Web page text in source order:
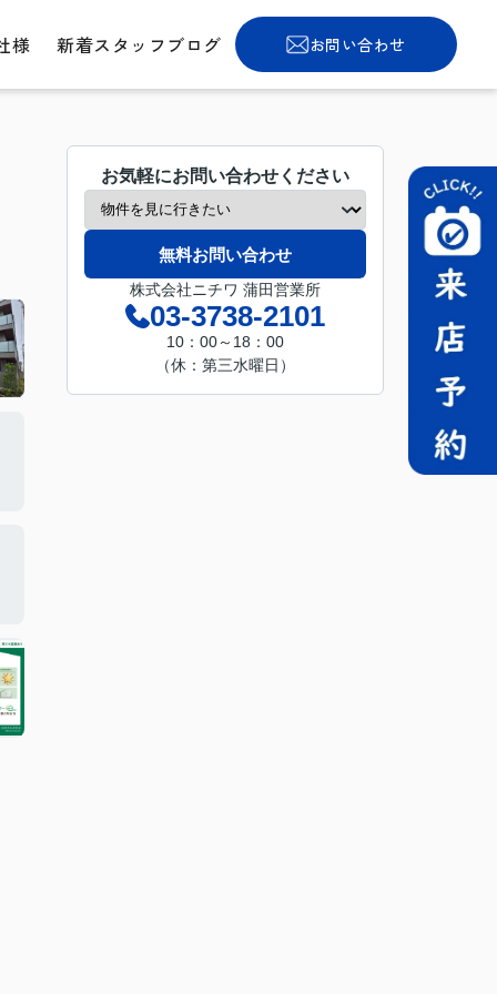
様 新着スタッフブログ お問い合わせ
お気軽にお問い合わせください
無料お問い合わせ
株式会社ニチワ 蒲田営業所
03-3738-2101
10：00～18：00
（休：第三水曜日）